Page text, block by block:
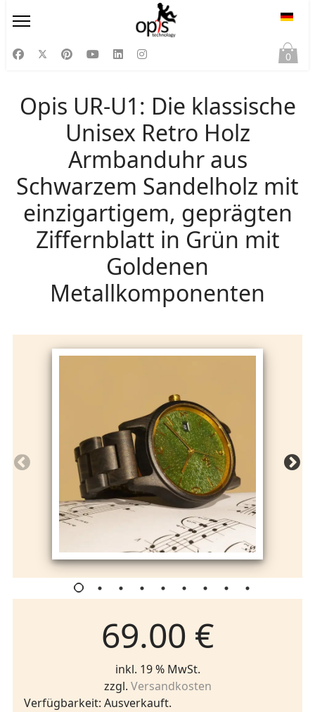
0
Opis UR-U1: Die klassische
Unisex Retro Holz
Armbanduhr aus
Schwarzem Sandelholz mit
einzigartigem, geprägten
Ziffernblatt in Grün mit
Goldenen
Metallkomponenten
69.00 €
inkl. 19 % MwSt.
zzgl. Versandkosten
Verfügbarkeit: Ausverkauft.